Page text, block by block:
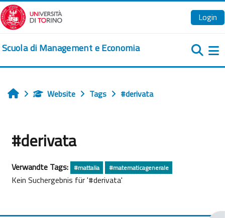
Zum Hauptinhalt
Login
Scuola di Management e Economia
Startseite
Website Tags #derivata
#derivata
Verwandte Tags: #mattalia #matematicagenerale
Kein Suchergebnis für '#derivata'